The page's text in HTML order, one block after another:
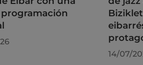
14/07/